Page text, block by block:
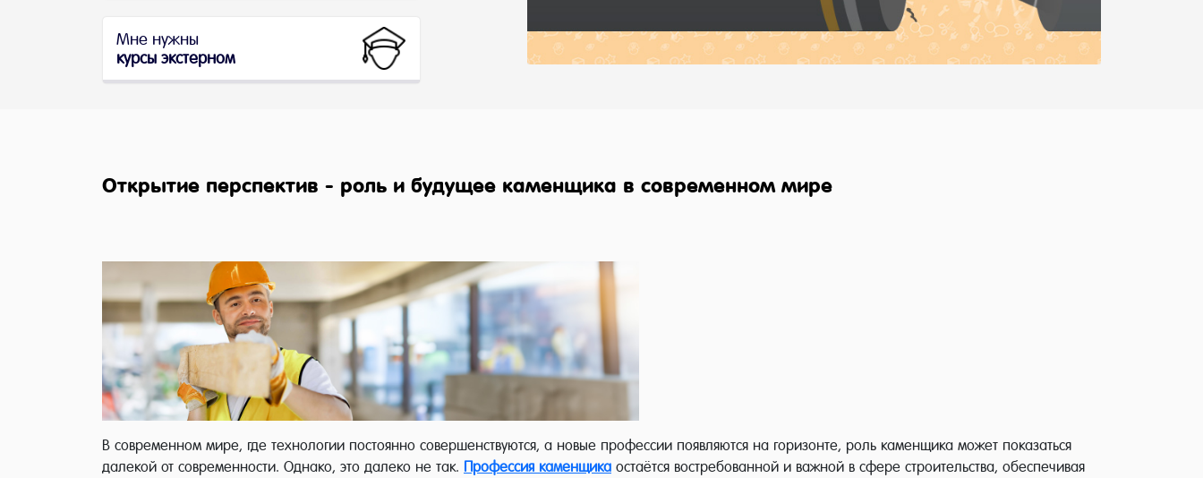
Мне нужны
курсы экстерном
Открытие перспектив - роль и будущее каменщика в современном мире
В современном мире, где технологии постоянно совершенствуются, а новые профессии появляются на горизонте, роль каменщика может показаться
далекой от современности. Однако, это далеко не так. Профессия каменщика остаётся востребованной и важной в сфере строительства, обеспечивая